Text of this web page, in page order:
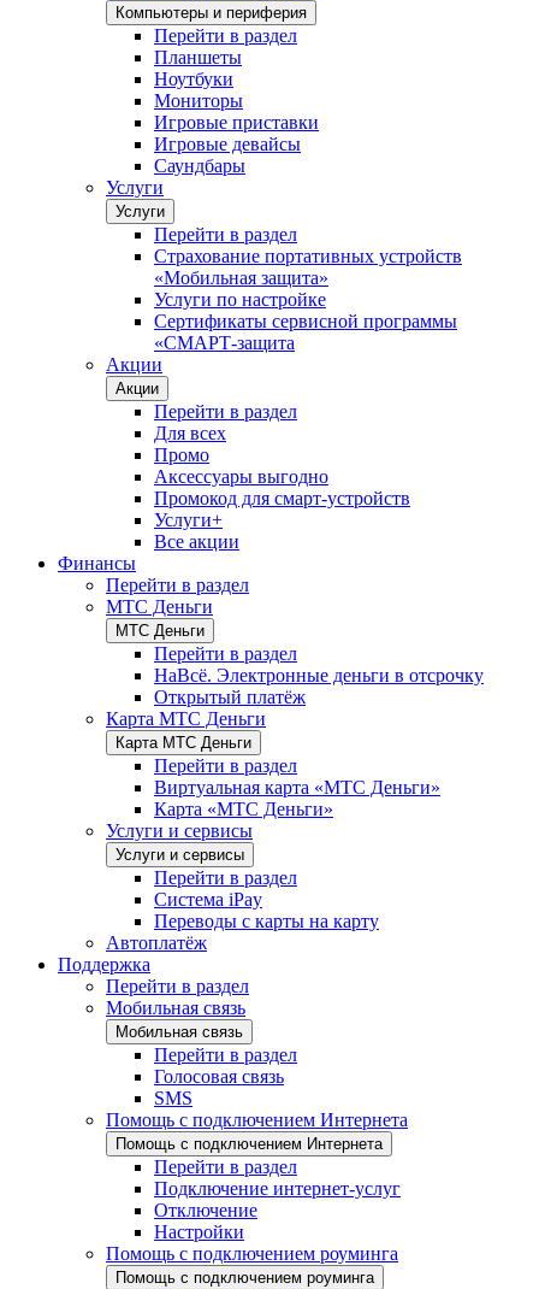
Компьютеры и периферия
Перейти в раздел
Планшеты
Ноутбуки
Мониторы
Игровые приставки
Игровые девайсы
Саундбары
Услуги
Услуги
Перейти в раздел
Страхование портативных устройств
«Мобильная защита»
Услуги по настройке
Сертификаты сервисной программы
«СМАРТ-защита
Акции
Акции
Перейти в раздел
Для всех
Промо
Аксессуары выгодно
Промокод для смарт-устройств
Услуги+
Все акции
Финансы
Перейти в раздел
МТС Деньги
МТС Деньги
Перейти в раздел
НаВсё. Электронные деньги в отсрочку
Открытый платёж
Карта МТС Деньги
Карта МТС Деньги
Перейти в раздел
Виртуальная карта «МТС Деньги»
Карта «МТС Деньги»
Услуги и сервисы
Услуги и сервисы
Перейти в раздел
Система iPay
Переводы с карты на карту
Автоплатёж
Поддержка
Перейти в раздел
Мобильная связь
Мобильная связь
Перейти в раздел
Голосовая связь
SMS
Помощь с подключением Интернета
Помощь с подключением Интернета
Перейти в раздел
Подключение интернет-услуг
Отключение
Настройки
Помощь с подключением роуминга
Помощь с подключением роуминга